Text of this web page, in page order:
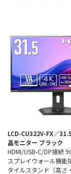
LCD-CU322V-FX／
晶モニター ブラック
HDMI/USB-C/DP接続
スプレイウォール機能
タイルスタンド（高さ